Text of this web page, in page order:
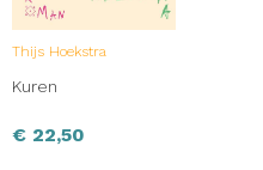
Thijs Hoekstra
Kuren
€ 22,50